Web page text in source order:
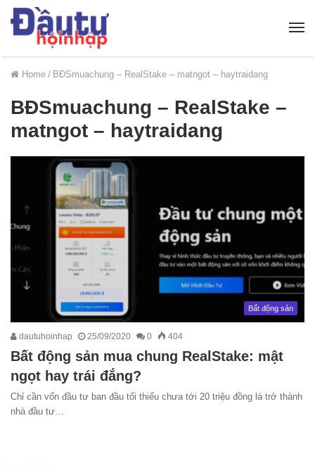
Home / BĐSmuachung – RealStake – matngot – haytraidang
BĐSmuachung – RealStake –
matngot – haytraidang
Bất động sản
dautuhoinhap 25/09/2020 0 404
Bất động sản mua chung RealStake: mật
ngọt hay trái đắng?
Chỉ cần vốn đầu tư ban đầu tối thiểu chưa tới 20 triệu đồng là trở thành
nhà đầu tư…